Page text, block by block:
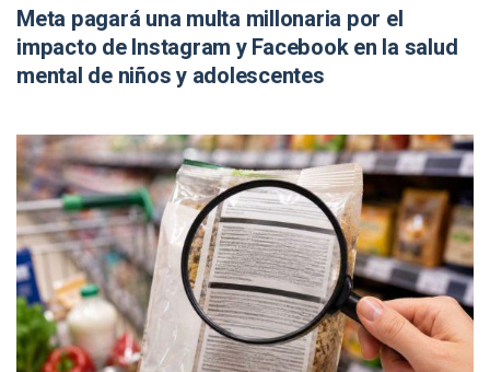
Meta pagará una multa millonaria por el
impacto de Instagram y Facebook en la salud
mental de niños y adolescentes